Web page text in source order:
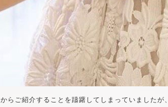
らご紹介することを躊躇してしまっていました